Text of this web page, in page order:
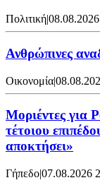
Πολιτική|
Ανθρώπινες
Οικονομία|
Μοριέντες για
τέτοιου
αποκτήσει»
Γήπεδο|07.08.2026